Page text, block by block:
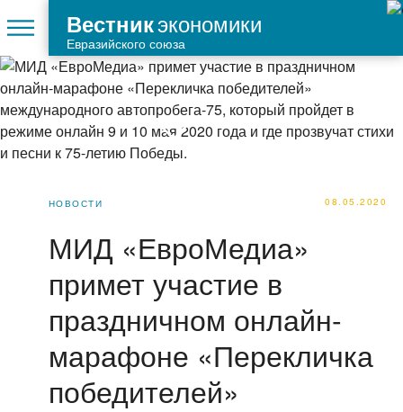
Вестникэкономики
Евразийского союза
НОВОСТИ 08.05.2020
МИД «ЕвроМедиа»
примет участие в
праздничном онлайн-
марафоне «Перекличка
победителей»